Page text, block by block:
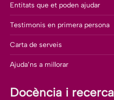
Entitats que et poden ajudar
Testimonis en primera persona
Carta de serveis
Ajuda’ns a millorar
Docència i recerca